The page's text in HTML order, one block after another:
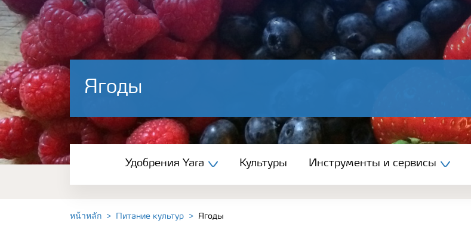
Ягоды
Удобрения Yara
Инструменты и сервисы
Удобрения Yara Культуры Инструменты и сервисы
หน้าหลัก Питание культур Ягоды